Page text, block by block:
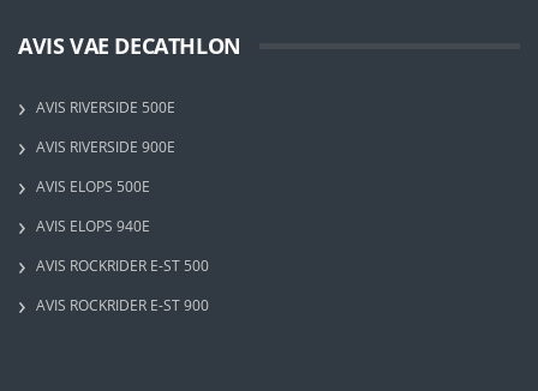
AVIS VAE DECATHLON
AVIS RIVERSIDE 500E
AVIS RIVERSIDE 900E
AVIS ELOPS 500E
AVIS ELOPS 940E
AVIS ROCKRIDER E-ST 500
AVIS ROCKRIDER E-ST 900